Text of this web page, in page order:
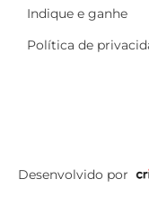
Indique e ganhe
Política de
Desenvolvido por